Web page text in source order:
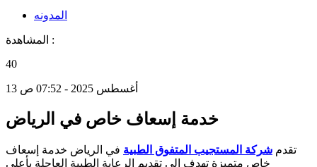
المدونه
المشاهدة :
40
13 أغسطس 2025 - 07:52 ص
خدمة إسعاف خاص في الرياض
تقدم شركة المستجيب المتفوق الطبية في الرياض خدمة إسعاف
خاص متميزة تهدف الى تقديم الرعاية الطبية العاجلة بأعلى